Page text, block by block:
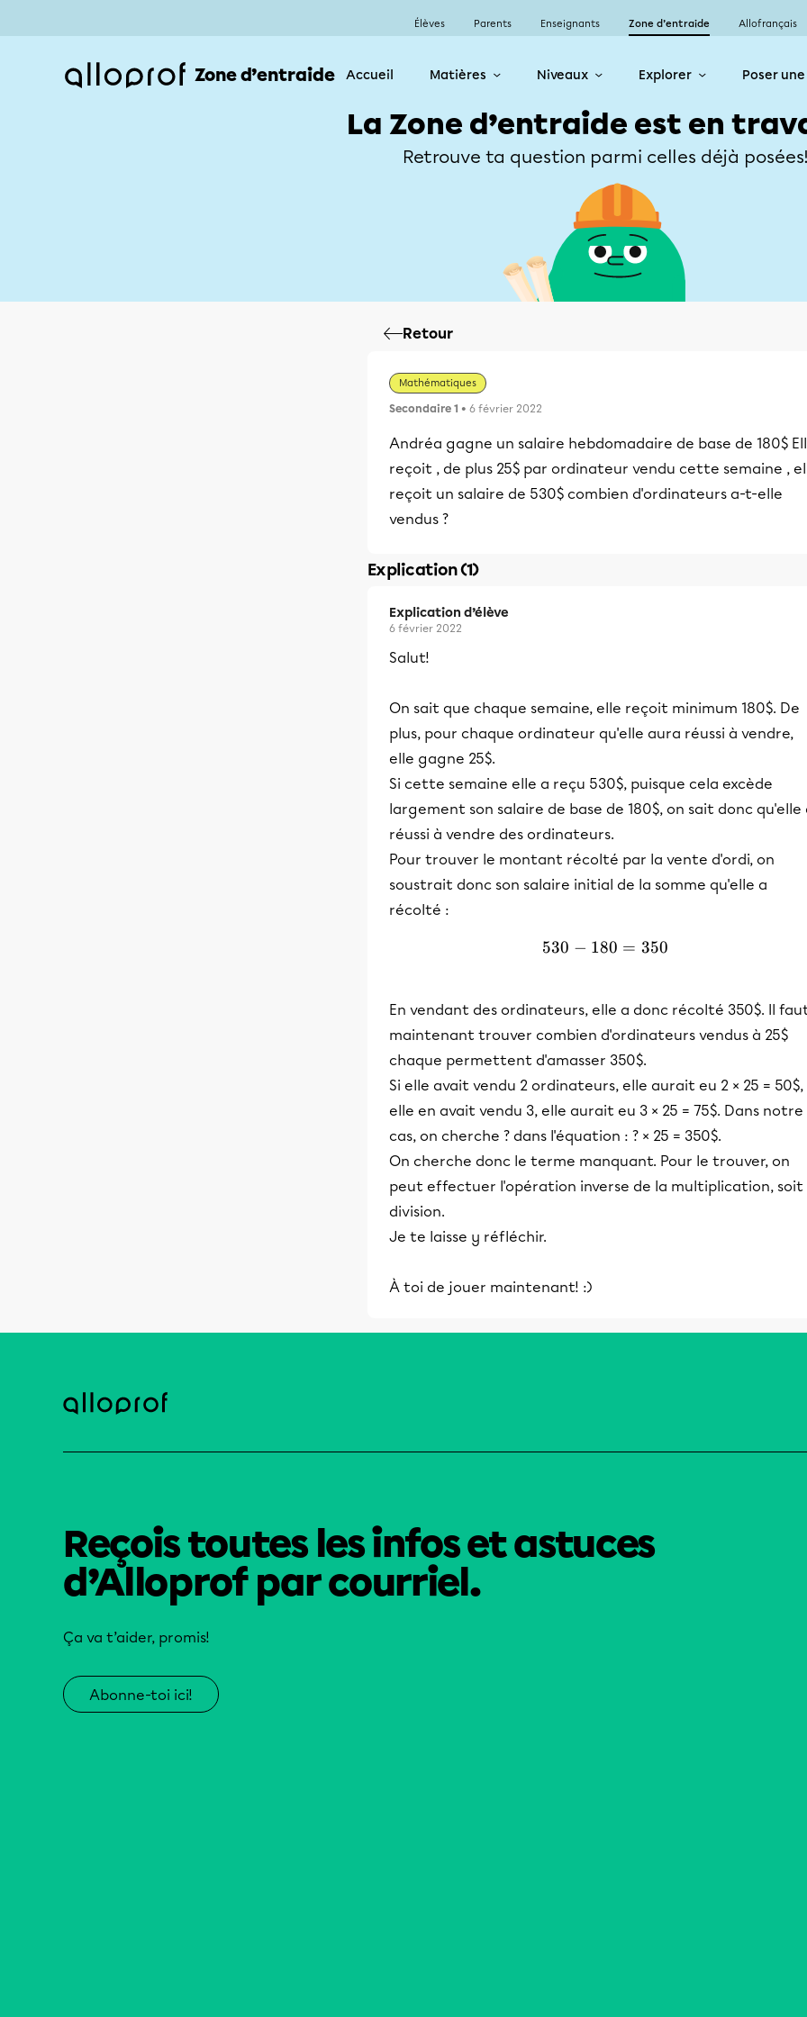
Élèves Parents Enseignants Zone d’entraide Allofrançais
Zone d’entraide Accueil Matières Niveaux Explorer Poser
La Zone d’entraide est en
Retrouve ta question parmi celles déjà posées!
Retour
Mathématiques
Secondaire 1 • 6 février 2022
Andréa gagne un salaire hebdomadaire de base de 180$
reçoit , de plus 25$ par ordinateur vendu cette semaine ,
reçoit un salaire de 530$ combien d'ordinateurs a-t-elle
vendus ?
Explication (1)
Explication d’élève
6 février 2022
Salut!
On sait que chaque semaine, elle reçoit minimum 180$. De
plus, pour chaque ordinateur qu'elle aura réussi à vendre,
elle gagne 25$.
Si cette semaine elle a reçu 530$, puisque cela excède
largement son salaire de base de 180$, on sait donc qu'elle
réussi à vendre des ordinateurs.
Pour trouver le montant récolté par la vente d'ordi, on
soustrait donc son salaire initial de la somme qu'elle a
récolté :
530 - 180 = 350
530 − 180 = 350
En vendant des ordinateurs, elle a donc récolté 350$. Il
maintenant trouver combien d'ordinateurs vendus à 25$
chaque permettent d'amasser 350$.
Si elle avait vendu 2 ordinateurs, elle aurait eu 2 × 25 = 50$,
elle en avait vendu 3, elle aurait eu 3 × 25 = 75$. Dans notre
cas, on cherche ? dans l'équation : ? × 25 = 350$.
On cherche donc le terme manquant. Pour le trouver, on
peut effectuer l'opération inverse de la multiplication, soit
division.
Je te laisse y réfléchir.
À toi de jouer maintenant! :)
Reçois toutes les infos et astuces
d’Alloprof par courriel.
Ça va t’aider, promis!
Abonne-toi ici!